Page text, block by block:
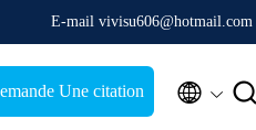
E-mail vivisu606@hotmail.com
Une citation  